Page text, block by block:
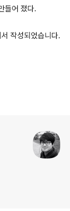
들어 졌다.
작성되었습니다.